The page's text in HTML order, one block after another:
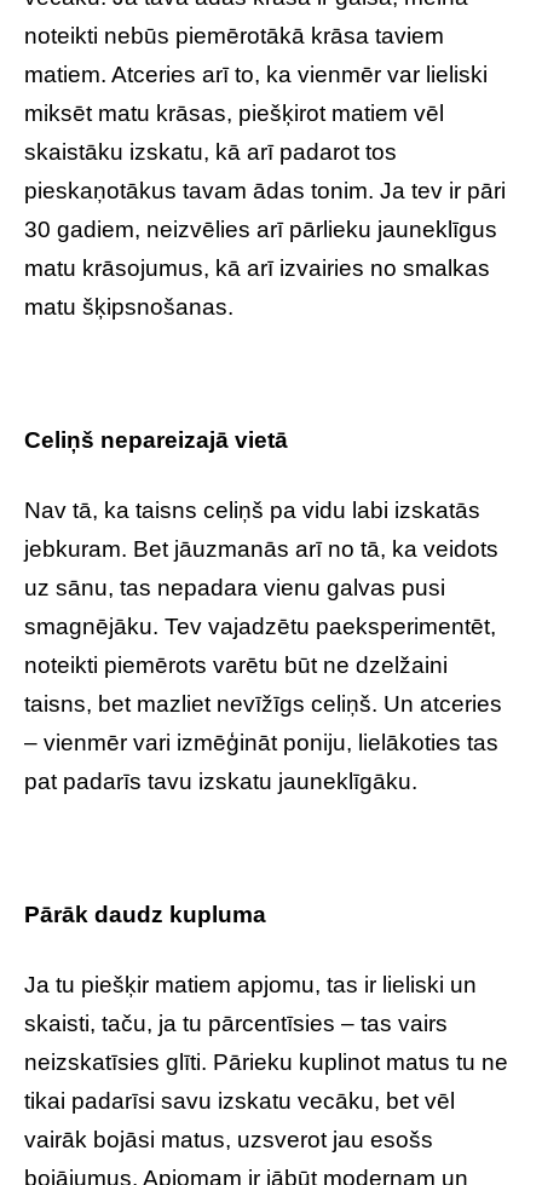
noteikti nebūs piemērotākā krāsa taviem
matiem. Atceries arī to, ka vienmēr var lieliski
miksēt matu krāsas, piešķirot matiem vēl
skaistāku izskatu, kā arī padarot tos
pieskaņotākus tavam ādas tonim. Ja tev ir pāri
30 gadiem, neizvēlies arī pārlieku jauneklīgus
matu krāsojumus, kā arī izvairies no smalkas
matu šķipsnošanas.
Celiņš nepareizajā vietā
Nav tā, ka taisns celiņš pa vidu labi izskatās
jebkuram. Bet jāuzmanās arī no tā, ka veidots
uz sānu, tas nepadara vienu galvas pusi
smagnējāku. Tev vajadzētu paeksperimentēt,
noteikti piemērots varētu būt ne dzelžaini
taisns, bet mazliet nevīžīgs celiņš. Un atceries
– vienmēr vari izmēģināt poniju, lielākoties tas
pat padarīs tavu izskatu jauneklīgāku.
Pārāk daudz kupluma
Ja tu piešķir matiem apjomu, tas ir lieliski un
skaisti, taču, ja tu pārcentīsies – tas vairs
neizskatīsies glīti. Pārieku kuplinot matus tu ne
tikai padarīsi savu izskatu vecāku, bet vēl
vairāk bojāsi matus, uzsverot jau esošs
bojājumus. Apjomam ir jābūt modernam un